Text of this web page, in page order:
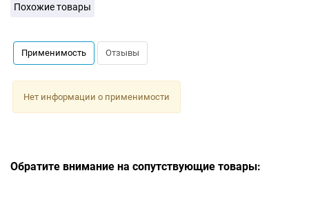
Похожие товары
Применимость Отзывы
Нет информации о применимости
Обратите внимание на сопутствующие товары: